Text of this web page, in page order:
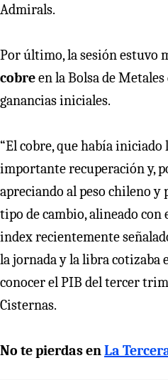
Admirals.
Por último, la sesión estuvo
cobreen la Bolsa de
ganancias iniciales.
“El cobre, que había iniciado
importante recuperación y,
apreciando al peso chileno y
tipo de cambio, alineado con
index recientemente
la jornada y la libra cotizaba
conocer el PIB del tercer
Cisternas.
No te pierdas enLa